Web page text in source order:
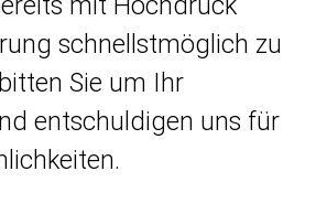
schnellstmöglich zu
Sie um Ihr
entschuldigen uns für